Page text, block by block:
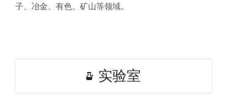
子、冶金、有色、矿山等领域。
实验室